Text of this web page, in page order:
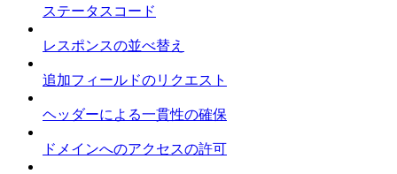
ステータスコード
レスポンスの並べ替え
追加フィールドのリクエスト
ヘッダーによる一貫性の確保
ドメインへのアクセスの許可